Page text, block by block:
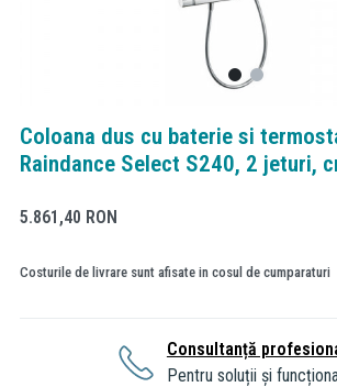
Coloana dus cu baterie si
Raindance Select S240, 2 jeturi,
5.861,40 RON
Costurile de livrare sunt afisate in cosul de cumparaturi
Consultanță
Pentru soluții și